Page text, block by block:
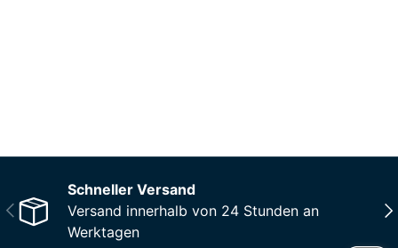
Vorherige
Schneller Versand
Versand innerhalb von 24 Stunden an
Werktagen